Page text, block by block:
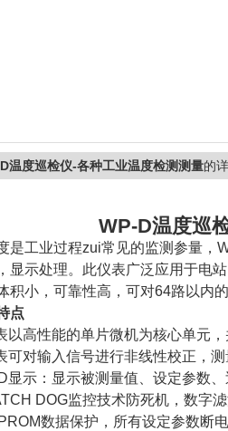
温度巡检仪-各种工业温度检测测量的
WP-D温度巡
是工业过程zui常见的监测参量，
显示处理。此仪表广泛应用于电
积小，可靠性高，可对64路以内
点
以高性能的单片微机为核心单元
可对输入信号进行非线性校正，测
显示：显示被测量值、设定参数
DOG监控技术防死机，数字
数据保护，所有设定参数断电